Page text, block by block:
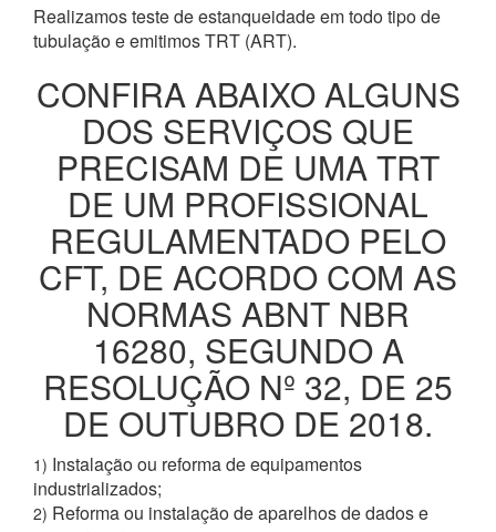
Realizamos teste de estanqueidade em todo tipo de
tubulação e emitimos TRT (ART).
CONFIRA ABAIXO ALGUNS
DOS SERVIÇOS QUE
PRECISAM DE UMA TRT
DE UM PROFISSIONAL
REGULAMENTADO PELO
CFT, DE ACORDO COM AS
NORMAS ABNT NBR
16280, SEGUNDO A
RESOLUÇÃO Nº 32, DE 25
DE OUTUBRO DE 2018.
1) Instalação ou reforma de equipamentos
industrializados;
2) Reforma ou instalação de aparelhos de dados e